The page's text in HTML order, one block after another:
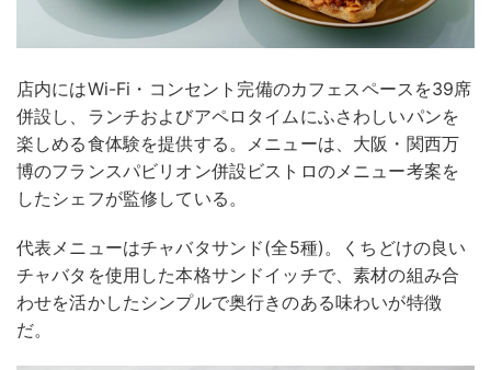
店内にはWi-Fi・コンセント完備のカフェスペースを39席
併設し、ランチおよびアペロタイムにふさわしいパンを
楽しめる食体験を提供する。メニューは、大阪・関西万
博のフランスパビリオン併設ビストロのメニュー考案を
したシェフが監修している。
代表メニューはチャバタサンド(全5種)。くちどけの良い
チャバタを使用した本格サンドイッチで、素材の組み合
わせを活かしたシンプルで奥行きのある味わいが特徴
だ。